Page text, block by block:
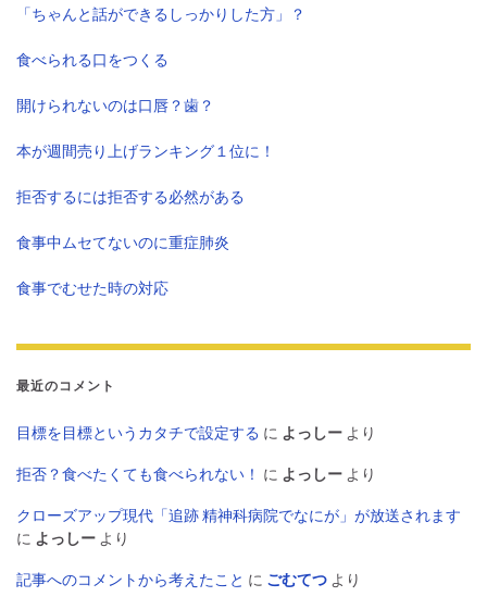
「ちゃんと話ができるしっかりした方」？
食べられる口をつくる
開けられないのは口唇？歯？
本が週間売り上げランキング１位に！
拒否するには拒否する必然がある
食事中ムセてないのに重症肺炎
食事でむせた時の対応
最近のコメント
目標を目標というカタチで設定する に よっしー より
拒否？食べたくても食べられない！ に よっしー より
クローズアップ現代「追跡 精神科病院でなにが」が放送されます
に よっしー より
記事へのコメントから考えたこと に ごむてつ より